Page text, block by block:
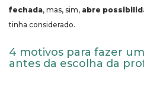
fechada, mas, sim, abre
tinha considerado.
4 motivos para fazer
antes da escolha da